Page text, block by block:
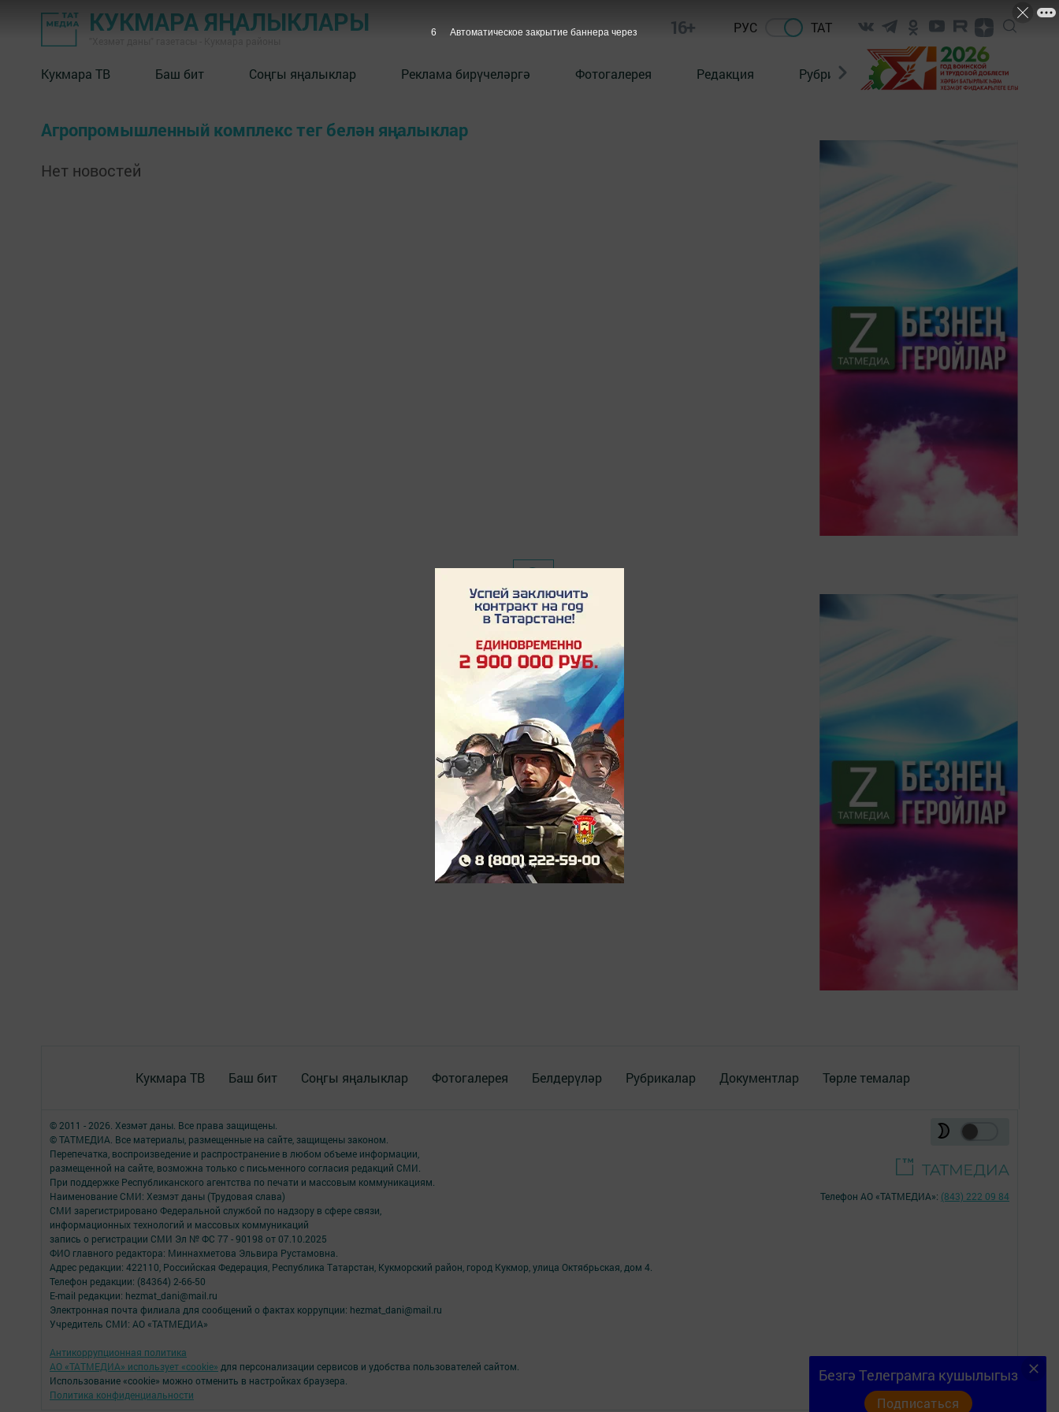
КУКМАРА ЯҢАЛЫКЛАРЫ 16+ РУС ТАТ
Кукмара ТВ Баш бит Соңгы яңалыклар Реклама бирүчеләргә Фотогалерея Редакция Рубрикалар
Агропромышленный комплекс тег белән яңалыклар
Нет новостей
Кукмара ТВ Баш бит Соңгы яңалыклар Фотогалерея Белдерүләр Рубрикалар Документлар Төрле темалар
Безгә Телеграмга кушылыгыз
Подписаться
© 2011 - 2026. Хезмәт даны. Все права защищены.
© ТАТМЕДИА. Все материалы, размещенные на сайте, защищены законом.
Перепечатка, воспроизведение и распространение в любом объеме информации,
размещенной на сайте, возможна только с письменного согласия редакций СМИ.
При поддержке Республиканского агентства по печати и массовым коммуникациям.
Наименование СМИ: Хезмэт даны (Трудовая слава)
СМИ зарегистрировано Федеральной службой по надзору в сфере связи,
информационных технологий и массовых коммуникаций
запись о регистрации СМИ Эл № ФС 77 - 90198 от 07.10.2025
ФИО главного редактора: Миннахметова Эльвира Рустамовна.
Адрес редакции: 422110, Российская Федерация, Республика Татарстан, Кукморский район, город Кукмор, улица Октябрьская, дом 4.
Телефон редакции: (84364) 2-66-50
E-mail редакции: hezmat_dani@mail.ru
Электронная почта филиала для сообщений о фактах коррупции: hezmat_dani@mail.ru
Учредитель СМИ: АО «ТАТМЕДИА»
Антикоррупционная политика
АО «ТАТМЕДИА» использует «cookie» для персонализации сервисов и удобства пользователей сайтом.
Использование «cookie» можно отменить в настройках браузера.
Политика конфиденциальности
Телефон АО «ТАТМЕДИА»: (843) 222 09 84
16+
6 Автоматическое закрытие баннера через